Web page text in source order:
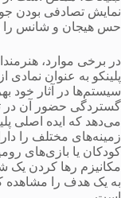
نمایش تصادفی بودن
حس هیجان و شانس را
در برخی موارد،
پلینکو به عنوان
سیستم‌ها در آثار خود
گستردگی حضور آن در
می‌دهد که ایده اصلی
زمینه‌های مختلف را
کودکان یا بازی‌های
مکانیزم رها کردن یک
به یک هدف را مشاهده